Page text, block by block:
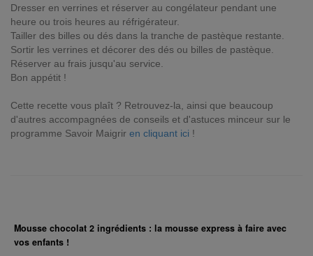
Dresser en verrines et réserver au congélateur pendant une
heure ou trois heures au réfrigérateur.
Tailler des billes ou dés dans la tranche de pastèque restante.
Sortir les verrines et décorer des dés ou billes de pastèque.
Réserver au frais jusqu'au service.
Bon appétit !
Cette recette vous plaît ? Retrouvez-la, ainsi que beaucoup
d'autres accompagnées de conseils et d'astuces minceur sur le
programme Savoir Maigrir en cliquant ici !
Mousse chocolat 2 ingrédients : la mousse express à faire avec
vos enfants !